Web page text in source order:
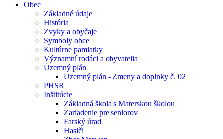
Obec
Základné údaje
História
Zvyky a obyčaje
Symboly obce
Kultúrne pamiatky
Významní rodáci a obyvatelia
Územný plán
Uzemný plán - Zmeny a doplnky č. 02
PHSR
Inštitúcie
Základná škola s Materskou školou
Zariadenie pre seniorov
Farský úrad
Hasiči